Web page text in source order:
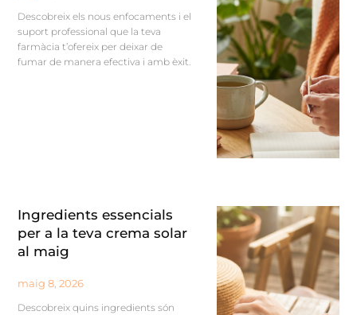
Descobreix els nous enfocaments i el
suport professional que la teva
farmàcia t’ofereix per deixar de
fumar de manera efectiva i amb èxit.
Ingredients essencials
per a la teva crema solar
al maig
maig 8, 2026
Descobreix quins ingredients són